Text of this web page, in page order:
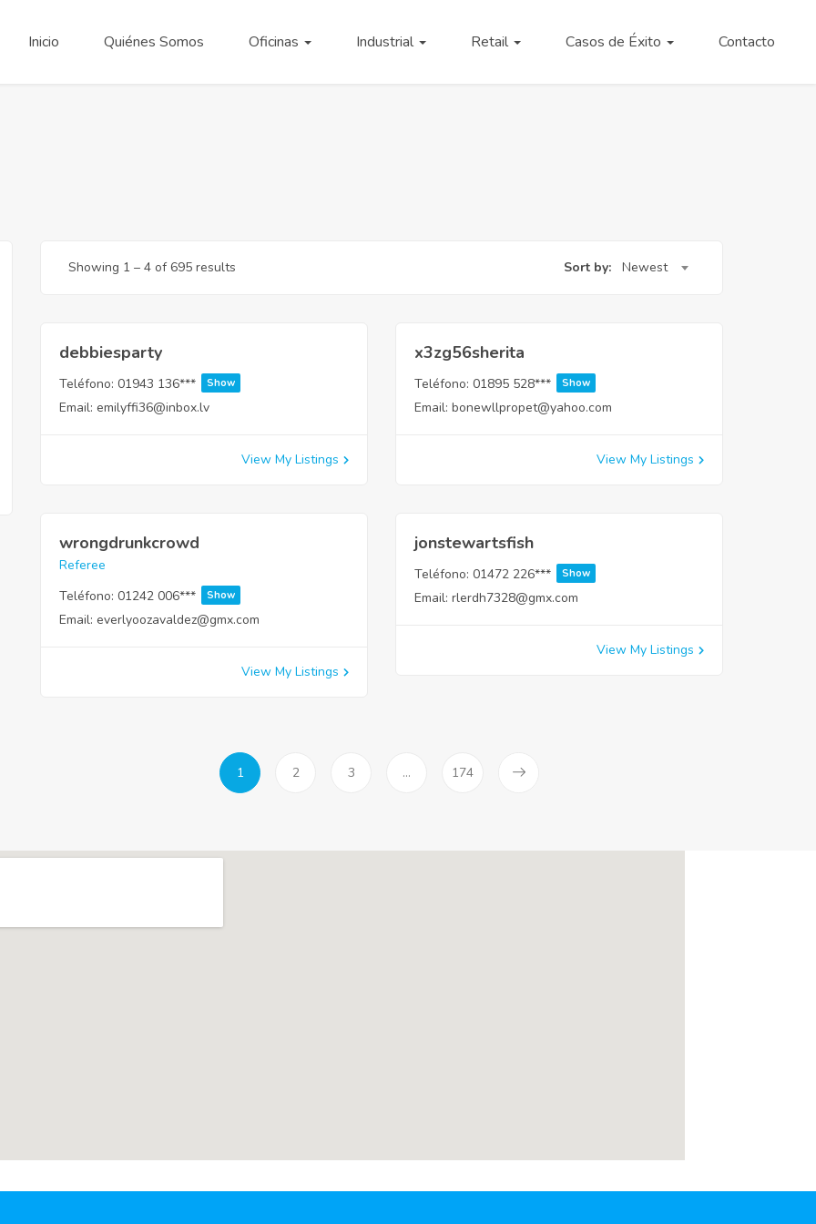
Inicio Quiénes Somos Oficinas Industrial Retail Casos de Éxito Contacto
Showing 1 – 4of 695 results Sort by: Newest
debbiesparty
Teléfono: 01943 136*** Show
Email: emilyffi36@inbox.lv
View My Listings
x3zg56sherita
Teléfono: 01895 528*** Show
Email: bonewllpropet@yahoo.com
View My Listings
wrongdrunkcrowd
Referee
Teléfono: 01242 006*** Show
Email: everlyoozavaldez@gmx.com
View My Listings
jonstewartsfish
Teléfono: 01472 226*** Show
Email: rlerdh7328@gmx.com
View My Listings
1 2 3 … 174